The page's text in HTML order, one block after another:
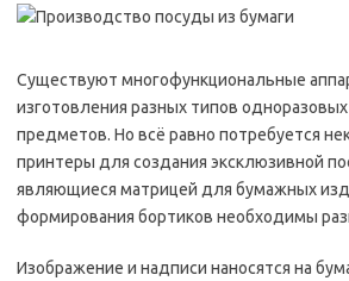
Существуют многофункциональные
изготовления разных типов
предметов. Но всё равно потребуется
принтеры для создания эксклюзивной
являющиеся матрицей для бумажных
формирования бортиков необходимы
Изображение и надписи наносятся на